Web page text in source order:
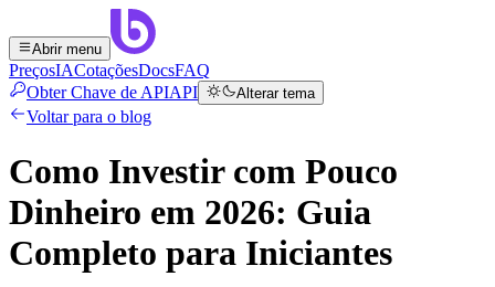
Abrir menu
PreçosIACotaçõesDocsFAQ
Obter Chave de APIAPI Alterar tema
Voltar para o blog
Como Investir com Pouco
Dinheiro em 2026: Guia
Completo para Iniciantes